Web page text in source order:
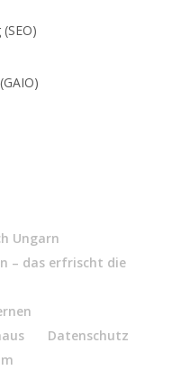
Ungarn
– das erfrischt die
Datenschutz